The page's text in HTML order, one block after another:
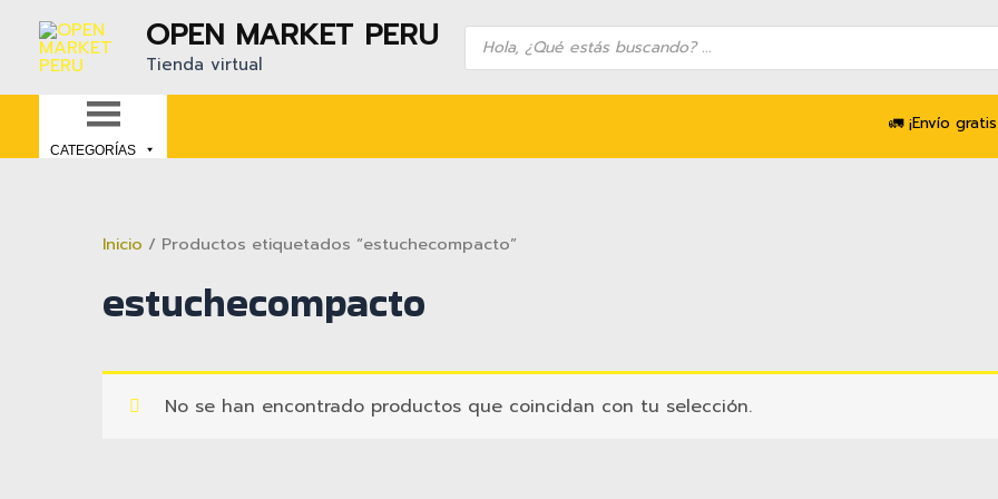
contenido
OPEN MARKET PERU
Tienda virtual
Búsqueda
de
CATEGORÍAS
🚛 ¡Envío
Inicio / Productos etiquetados “estuchecompacto”
estuchecompacto
No se han encontrado productos que coincidan con tu selección.